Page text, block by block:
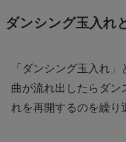
ダンシング玉入れ
「ダンシング玉入れ
曲が流れ出したらダン
れを再開するのを繰り